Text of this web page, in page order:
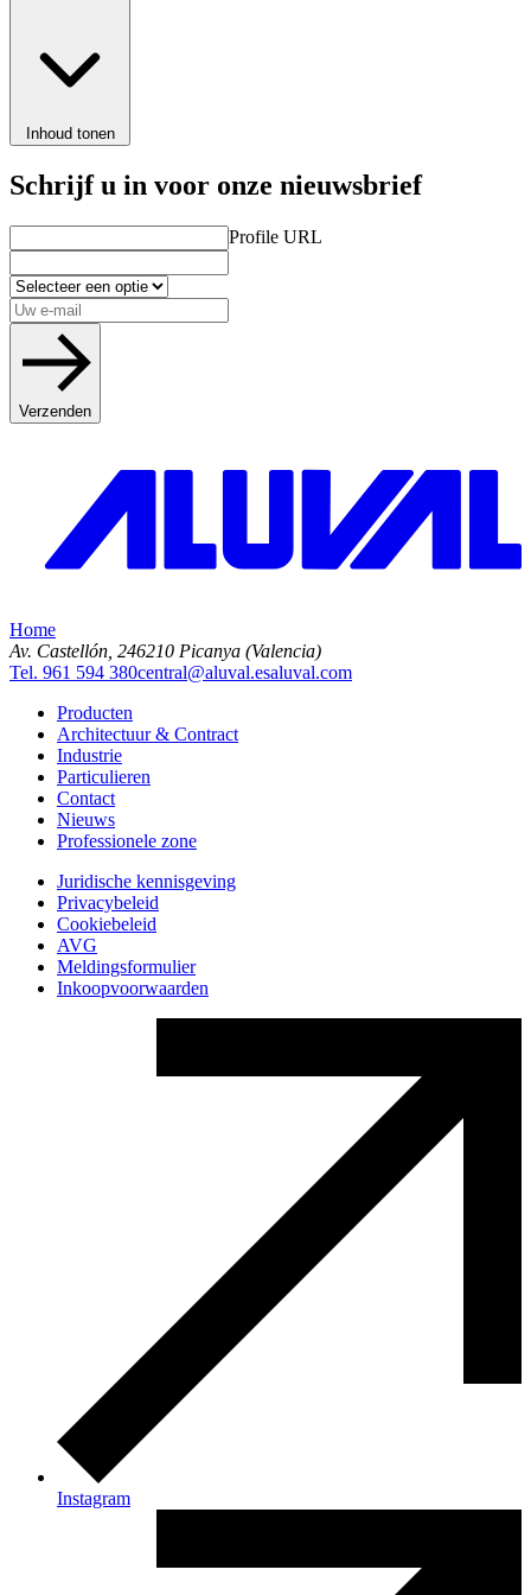
Inhoud tonen
Schrijf u in voor onze nieuwsbrief
Profile URL
Verzenden
Home
Av. Castellón, 246210 Picanya (Valencia)
Tel. 961 594 380central@aluval.esaluval.com
Producten
Architectuur & Contract
Industrie
Particulieren
Contact
Nieuws
Professionele zone
Juridische kennisgeving
Privacybeleid
Cookiebeleid
AVG
Meldingsformulier
Inkoopvoorwaarden
Instagram